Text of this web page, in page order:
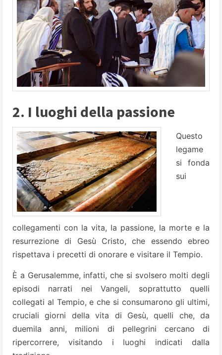
2. I luoghi della passione
Questo
legame
si fonda
sui
collegamenti con la vita, la passione, la morte e la
resurrezione di Gesù Cristo, che essendo ebreo
rispettava i precetti di onorare e visitare il Tempio.
È a Gerusalemme, infatti, che si svolsero molti degli
episodi narrati nei Vangeli, soprattutto quelli
collegati al Tempio, e che si consumarono gli ultimi,
cruciali giorni della vita di Gesù, quelli che, da
duemila anni, milioni di pellegrini cercano di
ripercorrere, visitando i luoghi indicati dalla